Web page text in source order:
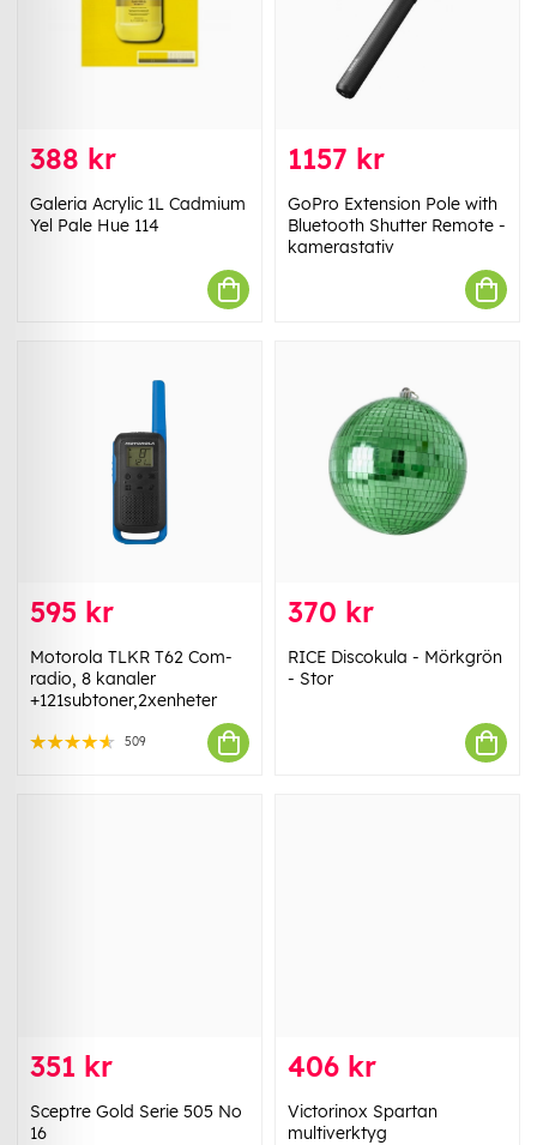
388 kr
Galeria Acrylic 1L Cadmium
Yel Pale Hue 114
1157 kr
GoPro Extension Pole with
Bluetooth Shutter Remote -
kamerastativ
595 kr
Motorola TLKR T62 Com-
radio, 8 kanaler
+121subtoner,2xenheter
509
370 kr
RICE Discokula - Mörkgrön
- Stor
351 kr
Sceptre Gold Serie 505 No
16
406 kr
Victorinox Spartan
multiverktyg